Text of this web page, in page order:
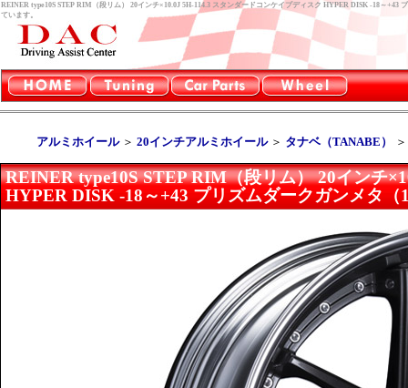
REINER type10S STEP RIM（段リム） 20インチ×10.0J 5H-114.3 スタンダードコンケイプディスク HYPER DISK -18～
ています。
アルミホイール＞ 20インチアルミホイール＞ タナベ（TANABE）
REINER type10S STEP RIM（段リム） 20インチ
HYPER DISK -18～+43 プリズムダークガンメタ（